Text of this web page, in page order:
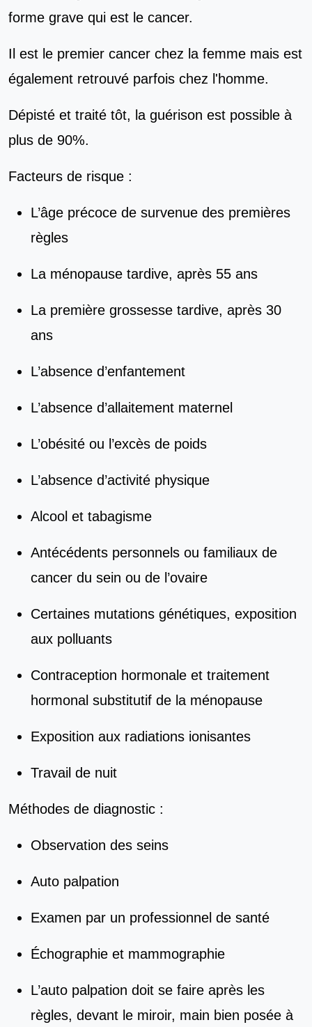
forme grave qui est le cancer.
Il est le premier cancer chez la femme mais est
également retrouvé parfois chez l'homme.
Dépisté et traité tôt, la guérison est possible à
plus de 90%.
Facteurs de risque :
L’âge précoce de survenue des premières
règles
La ménopause tardive, après 55 ans
La première grossesse tardive, après 30
ans
L’absence d’enfantement
L’absence d’allaitement maternel
L’obésité ou l’excès de poids
L’absence d’activité physique
Alcool et tabagisme
Antécédents personnels ou familiaux de
cancer du sein ou de l’ovaire
Certaines mutations génétiques, exposition
aux polluants
Contraception hormonale et traitement
hormonal substitutif de la ménopause
Exposition aux radiations ionisantes
Travail de nuit
Méthodes de diagnostic :
Observation des seins
Auto palpation
Examen par un professionnel de santé
Échographie et mammographie
L’auto palpation doit se faire après les
règles, devant le miroir, main bien posée à